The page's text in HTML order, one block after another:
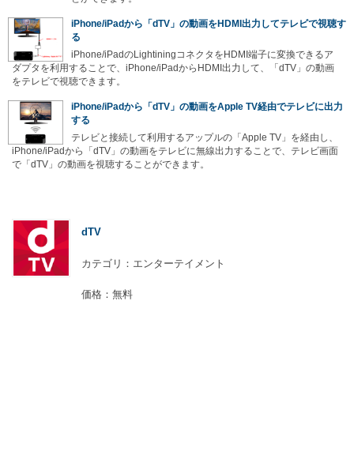
iPhone/iPadから「dTV」の動画をHDMI出力してテレビで視聴す
る
iPhone/iPadのLightiningコネクタをHDMI端子に変換できるア
ダプタを利用することで、iPhone/iPadからHDMI出力して、「dTV」の動画
をテレビで視聴できます。
iPhone/iPadから「dTV」の動画をApple TV経由でテレビに出力
する
テレビと接続して利用するアップルの「Apple TV」を経由し、
iPhone/iPadから「dTV」の動画をテレビに無線出力することで、テレビ画面
で「dTV」の動画を視聴することができます。
dTV
カテゴリ：エンターテイメント
価格：無料